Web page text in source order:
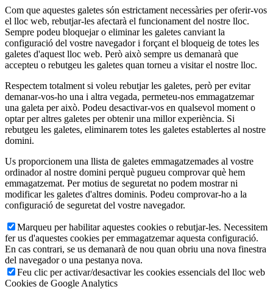
Com que aquestes galetes són estrictament necessàries per oferir-vos
el lloc web, rebutjar-les afectarà el funcionament del nostre lloc.
Sempre podeu bloquejar o eliminar les galetes canviant la
configuració del vostre navegador i forçant el bloqueig de totes les
galetes d'aquest lloc web. Però això sempre us demanarà que
accepteu o rebutgeu les galetes quan torneu a visitar el nostre lloc.
Respectem totalment si voleu rebutjar les galetes, però per evitar
demanar-vos-ho una i altra vegada, permeteu-nos emmagatzemar
una galeta per això. Podeu desactivar-vos en qualsevol moment o
optar per altres galetes per obtenir una millor experiència. Si
rebutgeu les galetes, eliminarem totes les galetes establertes al nostre
domini.
Us proporcionem una llista de galetes emmagatzemades al vostre
ordinador al nostre domini perquè pugueu comprovar què hem
emmagatzemat. Per motius de seguretat no podem mostrar ni
modificar les galetes d'altres dominis. Podeu comprovar-ho a la
configuració de seguretat del vostre navegador.
Marqueu per habilitar aquestes cookies o rebutjar-les. Necessitem
fer us d'aquestes cookies per emmagatzemar aquesta configuració.
En cas contrari, se us demanarà de nou quan obriu una nova finestra
del navegador o una pestanya nova.
Feu clic per activar/desactivar les cookies essencials del lloc web
Cookies de Google Analytics